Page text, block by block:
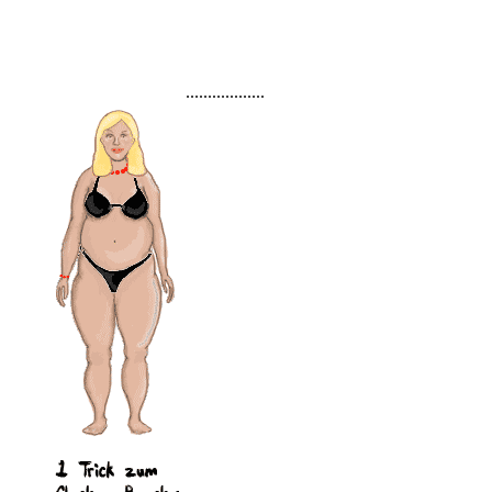
..................